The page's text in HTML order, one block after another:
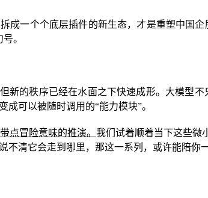
成一个个底层插件的新生态，才是重塑中国
。
的秩序已经在水面之下快速成形。大模型
可以被随时调用的“能力模块”。
点冒险意味的推演。 我们试着顺着当下这些微
清它会走到哪里，那这一系列，或许能陪你